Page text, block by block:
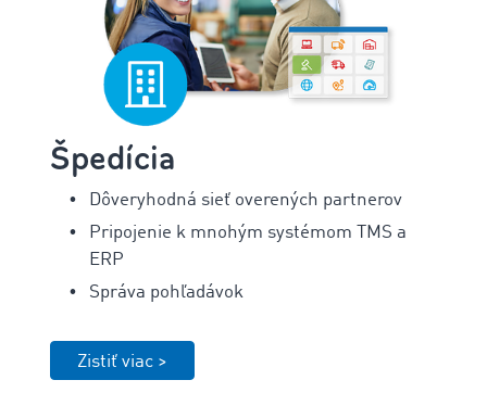
Špedícia
Dôveryhodná sieť overených partnerov
Pripojenie k mnohým systémom TMS a
ERP
Správa pohľadávok
Zistiť viac >